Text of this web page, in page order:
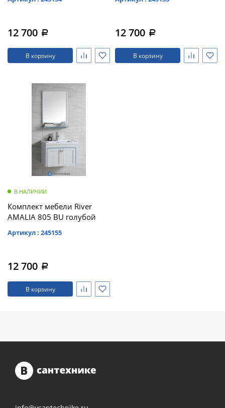
12 700 a
В корзину
12 700 a
В корзину
В НАЛИЧИИ
Комплект мебели River
AMALIA 805 BU голубой
Артикул : 245155
12 700 a
В корзину